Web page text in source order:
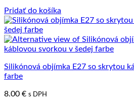
Pridať do košíka
Silikónová objímka E27 so skrytou
farbe
8.00 € s DPH